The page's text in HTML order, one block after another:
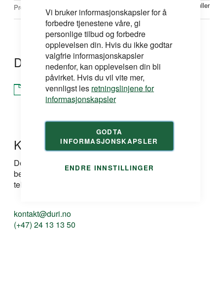
Vi bruker informasjonskapsler for å
forbedre tjenestene våre, gi
personlige tilbud og forbedre
opplevelsen din. Hvis du ikke godtar
valgfrie informasjonskapsler
nedenfor, kan opplevelsen din bli
påvirket. Hvis du vil vite mer,
vennligst les retningslinjene for
informasjonskapsler
GODTA
INFORMASJONSKAPSLER
ENDRE INNSTILLINGER
Produkttype Ruller
Dokumentasjon
Brosjyre
Kontakt oss
Dersom du har spørsmål om produkt, løsning eller
bestilling kan du ta kontakt med oss på e-post eller
telefon:
kontakt@duri.no
(+47) 24 13 13 50